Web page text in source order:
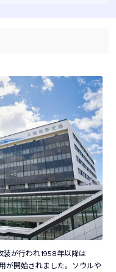
装が行われ1958年以降は
が開始されました。ソウルや